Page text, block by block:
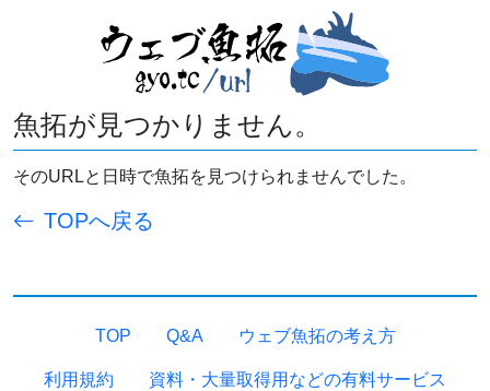
魚拓が見つかりません。
そのURLと日時で魚拓を見つけられませんでした。
TOPへ戻る
TOP Q&A ウェブ魚拓の考え方
利用規約 資料・大量取得用などの有料サービス